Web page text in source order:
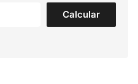
Calcular